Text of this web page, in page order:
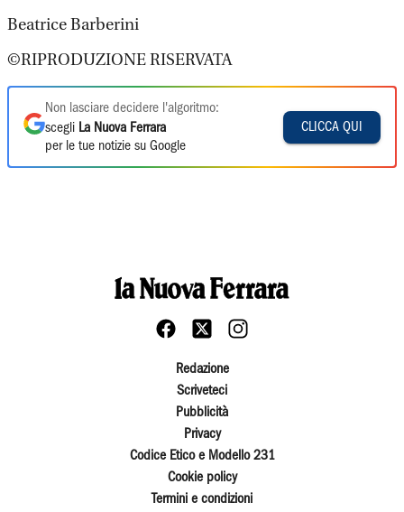
Beatrice Barberini
©RIPRODUZIONE RISERVATA
Non lasciare decidere l'algoritmo:
scegli La Nuova Ferrara
per le tue notizie su Google
CLICCA QUI
Redazione
Scriveteci
Pubblicità
Privacy
Codice Etico e Modello 231
Cookie policy
Termini e condizioni